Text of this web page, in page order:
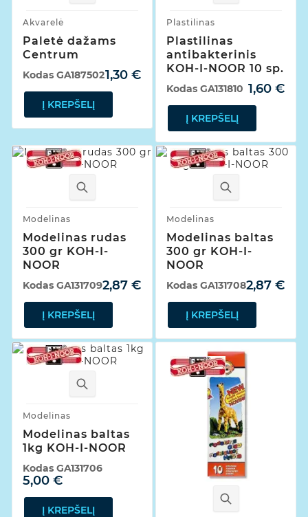
Akvarelė
Paletė dažams
Centrum
1,30 €
Kodas GA187502
Į KREPŠELĮ
Plastilinas
Plastilinas
antibakterinis
KOH-I-NOOR 10 sp.
1,60 €
Kodas GA131810
Į KREPŠELĮ
Modelinas
Modelinas rudas
300 gr KOH-I-
NOOR
2,87 €
Kodas GA131709
Į KREPŠELĮ
Modelinas
Modelinas baltas
300 gr KOH-I-
NOOR
2,87 €
Kodas GA131708
Į KREPŠELĮ
Modelinas
Modelinas baltas
1kg KOH-I-NOOR
5,00 €
Kodas GA131706
Į KREPŠELĮ